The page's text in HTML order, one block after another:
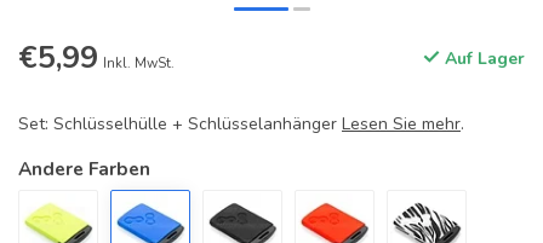
€5,99 Inkl. MwSt. Auf Lager
Set: Schlüsselhülle + Schlüsselanhänger Lesen Sie mehr.
Andere Farben